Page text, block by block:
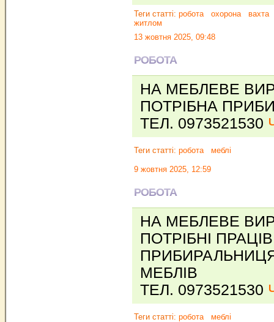
Теги статті: робота охорона
вахта
житлом
13 жовтня 2025, 09:48
РОБОТА
НА МЕБЛЕВЕ
ПОТРІБНА
ТЕЛ. 0973521530
Теги статті: робота меблі
9 жовтня 2025, 12:59
РОБОТА
НА МЕБЛЕВЕ
ПОТРІБНІ
МЕБЛІВ
ТЕЛ. 0973521530
Теги статті: робота меблі